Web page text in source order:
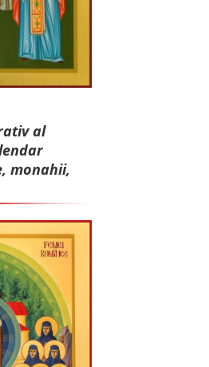
al
monahii,